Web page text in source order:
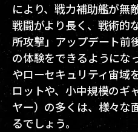
により、戦力補助艦が無
戦闘がより長く、戦術的
所攻撃」アップデート前
の体験をできるようにな
やローセキュリティ宙域
ロットや、小中規模のギ
ヤー）の多くは、様々な
るでしょう。